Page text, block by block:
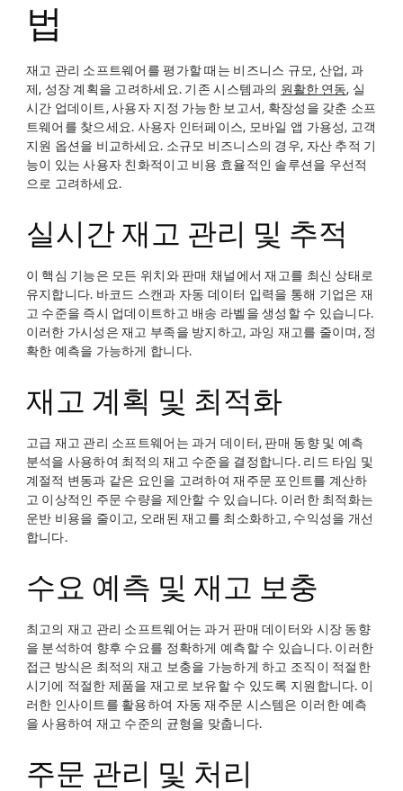
법
재고 관리 소프트웨어를 평가할 때는 비즈니스 규모, 산업, 과
제, 성장 계획을 고려하세요. 기존 시스템과의 원활한 연동, 실
시간 업데이트, 사용자 지정 가능한 보고서, 확장성을 갖춘 소프
트웨어를 찾으세요. 사용자 인터페이스, 모바일 앱 가용성, 고객
지원 옵션을 비교하세요. 소규모 비즈니스의 경우, 자산 추적 기
능이 있는 사용자 친화적이고 비용 효율적인 솔루션을 우선적
으로 고려하세요.
실시간 재고 관리 및 추적
이 핵심 기능은 모든 위치와 판매 채널에서 재고를 최신 상태로
유지합니다. 바코드 스캔과 자동 데이터 입력을 통해 기업은 재
고 수준을 즉시 업데이트하고 배송 라벨을 생성할 수 있습니다.
이러한 가시성은 재고 부족을 방지하고, 과잉 재고를 줄이며, 정
확한 예측을 가능하게 합니다.
재고 계획 및 최적화
고급 재고 관리 소프트웨어는 과거 데이터, 판매 동향 및 예측
분석을 사용하여 최적의 재고 수준을 결정합니다. 리드 타임 및
계절적 변동과 같은 요인을 고려하여 재주문 포인트를 계산하
고 이상적인 주문 수량을 제안할 수 있습니다. 이러한 최적화는
운반 비용을 줄이고, 오래된 재고를 최소화하고, 수익성을 개선
합니다.
수요 예측 및 재고 보충
최고의 재고 관리 소프트웨어는 과거 판매 데이터와 시장 동향
을 분석하여 향후 수요를 정확하게 예측할 수 있습니다. 이러한
접근 방식은 최적의 재고 보충을 가능하게 하고 조직이 적절한
시기에 적절한 제품을 재고로 보유할 수 있도록 지원합니다. 이
러한 인사이트를 활용하여 자동 재주문 시스템은 이러한 예측
을 사용하여 재고 수준의 균형을 맞춥니다.
주문 관리 및 처리